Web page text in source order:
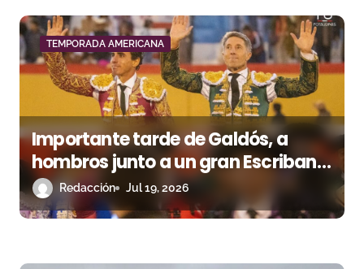
a
d
a
s
TEMPORADA AMERICANA
Importante tarde de Galdós, a
hombros junto a un gran Escribano
en Bambamarca
Redacción Jul 19, 2026